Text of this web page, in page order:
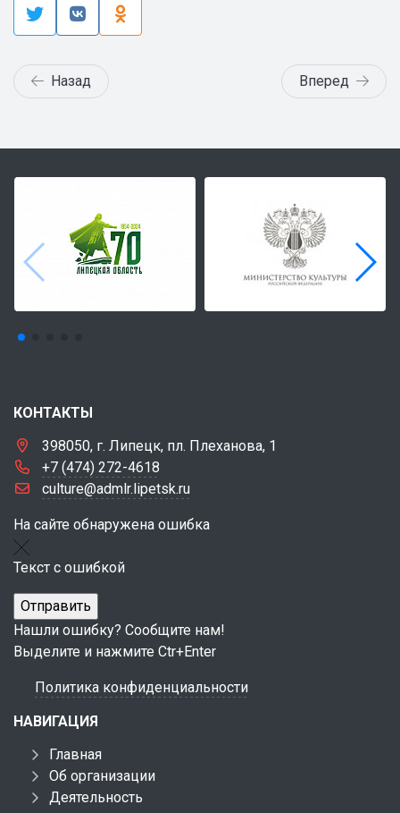
Назад Вперед
КОНТАКТЫ
398050, г. Липецк, пл. Плеханова, 1
+7 (474) 272-4618
culture@admlr.lipetsk.ru
На сайте обнаружена ошибка
Текст с ошибкой
Нашли ошибку? Сообщите нам!
Выделите и нажмите Ctr+Enter
Политика конфиденциальности
НАВИГАЦИЯ
Главная
Об организации
Деятельность